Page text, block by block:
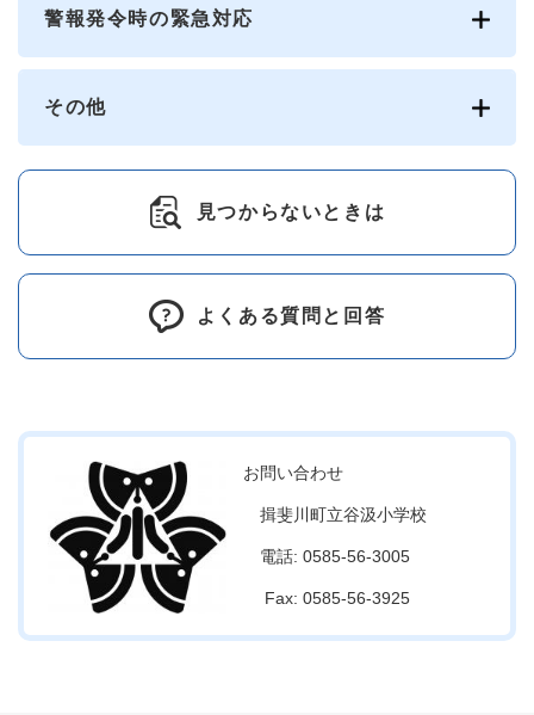
警報発令時の緊急対応
その他
見つからないときは
よくある質問と回答
お問い合わせ
揖斐川町立谷汲小学校
電話: 0585-56-3005
Fax: 0585-56-3925